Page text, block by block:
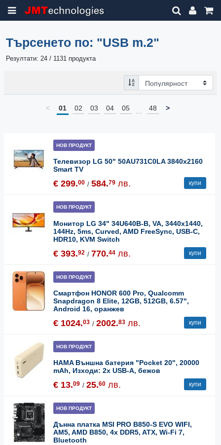
Търсенето по: "USB m.2"
Резултати: 24 / 1131 продукта
< 01 02 03 04 05 48 >
НОВ ПРОДУКТ
Телевизор LG 50" 50AU731C0LA 3840x2160
Smart TV
€ 299.00 / 584.79 лв. купи
НОВ ПРОДУКТ
Монитор LG 34" 34U640B-B, VA, 3440x1440,
144Hz, 5ms, Curved, AMD FreeSync, USB-C,
HDR10, KVM Switch
€ 393.92 / 770.44 лв. купи
НОВ ПРОДУКТ
Смартфон HONOR 600 Pro, Qualcomm
Snapdragon 8 Elite, 12GB, 512GB, 6.57",
Android 16, оранжев
€ 1024.03 / 2002.83 лв. купи
НОВ ПРОДУКТ
HAMA Външна батерия "Pocket 20", 20000
mAh, Изходи: 2x USB-A, бежов
€ 13.09 / 25.60 лв. купи
НОВ ПРОДУКТ
Дънна платка MSI PRO B850-S EVO WIFI,
AM5, AMD B850, 4x DDR5, ATX, Wi-Fi 7,
Bluetooth